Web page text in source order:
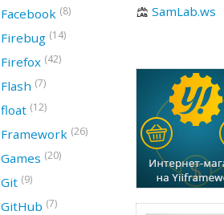
SamLab.ws
Facebook (8)
Firebug (14)
Firefox (42)
Flash (7)
float (12)
Framework (26)
Games (20)
Git (9)
GitHub (7)